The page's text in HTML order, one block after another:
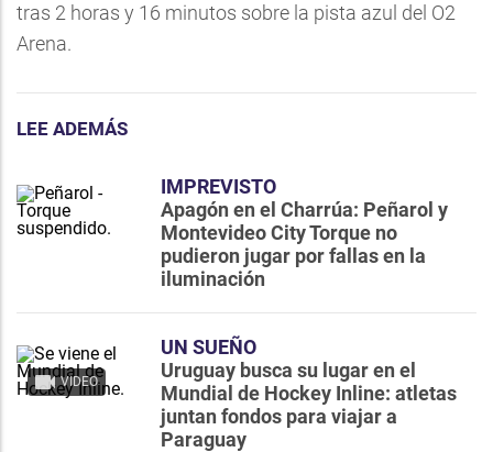
tras 2 horas y 16 minutos sobre la pista azul del O2
Arena.
LEE ADEMÁS
IMPREVISTO
Apagón en el Charrúa: Peñarol y
Montevideo City Torque no
pudieron jugar por fallas en la
iluminación
VIDEO
UN SUEÑO
Uruguay busca su lugar en el
Mundial de Hockey Inline: atletas
juntan fondos para viajar a
Paraguay